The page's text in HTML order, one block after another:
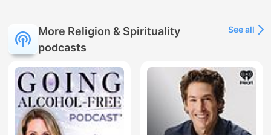
More Religion & Spirituality
podcasts
See all